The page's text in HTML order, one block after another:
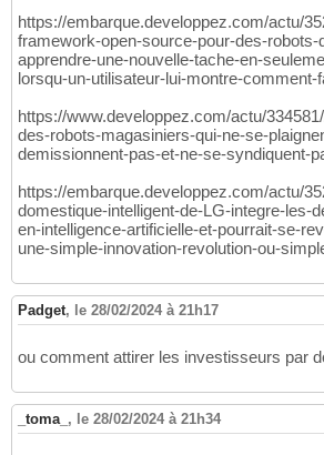
https://embarque.developpez.com/actu/
framework-open-source-pour-des-robots-
apprendre-une-nouvelle-tache-en-
lorsqu-un-utilisateur-lui-montre-comment-
https://www.developpez.com/actu/
des-robots-magasiniers-qui-ne-se-
demissionnent-pas-et-ne-se-syndiquent-
https://embarque.developpez.com/actu/
domestique-intelligent-de-LG-integre-les-
en-intelligence-artificielle-et-pourrait-se-
une-simple-innovation-revolution-ou-
Padget, le 28/02/2024 à 21h17
ou comment attirer les investisseurs par
_toma_ , le 28/02/2024 à 21h34